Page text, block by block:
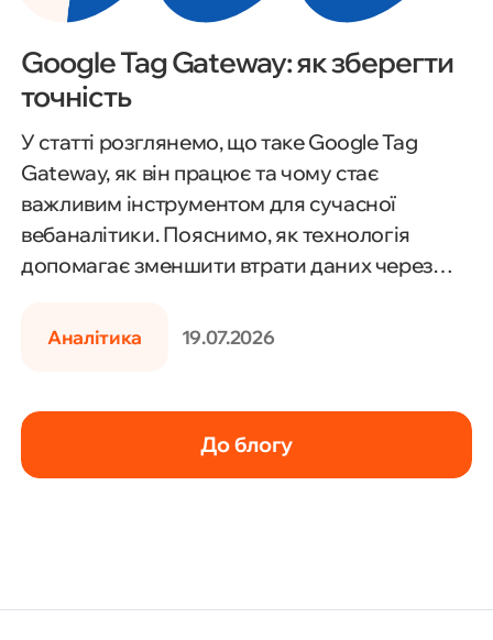
Аналітика 19.07.2026
Google Tag Gateway: як зберегти
точність
У статті розглянемо, що таке Google Tag
Gateway, як він працює та чому стає
важливим інструментом для сучасної
вебаналітики. Пояснимо, як технологія
допомагає зменшити втрати даних через
браузерів і нові вимоги до приватності, а
дізнаєтеся, кому варто впроваджувати
Google Tag Gateway, які переваги він надає
бізнесу та що потрібно врахувати перед його
До блогу